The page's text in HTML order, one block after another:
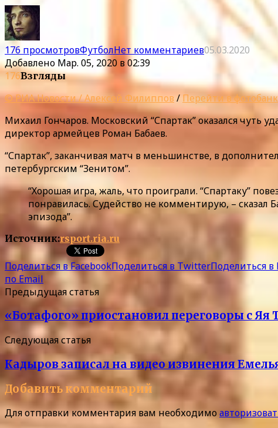
176 просмотровФутболНет комментариев05.03.2020
Добавлено Мар. 05, 2020 в 02:39
176Взгляды
© РИА Новости / Алексей Филиппов / Перейти в фотобанк
Михаил Гончаров. Московский “Спартак” оказался чуть
директор армейцев Роман Бабаев.
“Спартак”, заканчивая матч в меньшинстве, в
петербургским “Зенитом”.
“Хорошая игра, жаль, что проиграли. “Спартаку”
понравилась. Судейство не комментирую, – сказал
эпизода”.
Источник:rsport.ria.ru
Поделиться в FacebookПоделиться в TwitterПоделиться
по Email
Предыдущая статья
«Ботафого» приостановил переговоры с Яя
Следующая статья
Кадыров записал на видео извинения
Добавить комментарий
Для отправки комментария вам необходимо